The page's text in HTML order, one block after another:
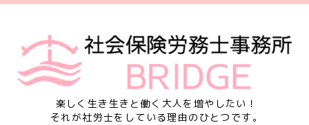
楽しく生き生きと働く大人を増やしたい！
それが社労士をしている理由のひとつです。